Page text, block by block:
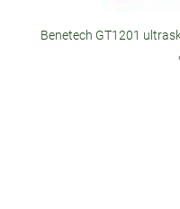
Benetech GT1201